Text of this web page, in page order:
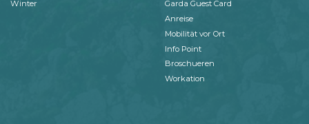
Winter
Garda Guest Card
Anreise
Mobilität vor Ort
Info Point
Broschueren
Workation